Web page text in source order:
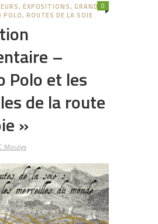
, EXPOSITIONS, GRANDES
POLO, ROUTES DE LA SOIE
–
Polo et les
de la route
»
0